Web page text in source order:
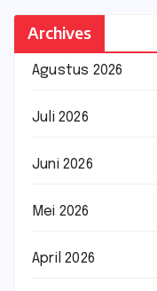
Archives
Agustus 2026
Juli 2026
Juni 2026
Mei 2026
April 2026